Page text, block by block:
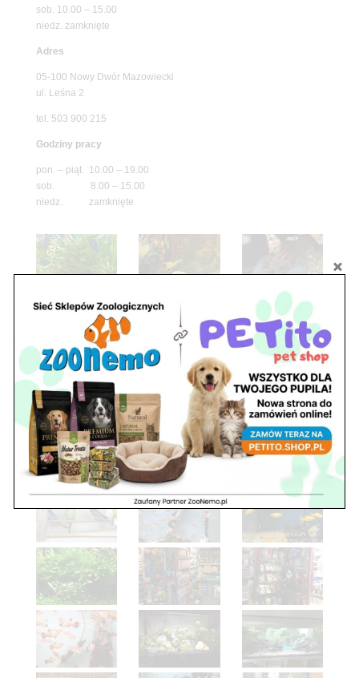
sob. 10.00 – 15.00
niedz. zamknięte
Adres
05-100 Nowy Dwór Mazowiecki
ul. Leśna 2
tel. 503 900 215
Godziny pracy
pon. – piąt. 10.00 – 19.00
sob. 8.00 – 15.00
niedz. zamknięte